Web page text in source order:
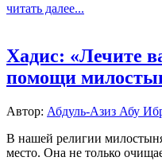
читать далее...
Хадис: «Лечите
помощи
Автор: Абдуль-Азиз Абу
В нашей религии
место. Она не только